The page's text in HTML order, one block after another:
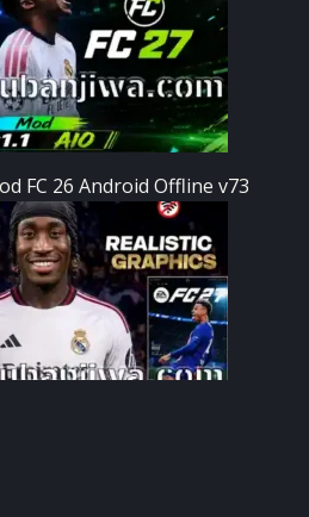
FC 26 Android Offline v73